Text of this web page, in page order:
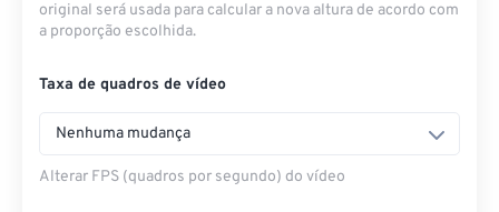
original será usada para calcular a nova altura de acordo com
a proporção escolhida.
Taxa de quadros de vídeo
Nenhuma mudança
Alterar FPS (quadros por segundo) do vídeo